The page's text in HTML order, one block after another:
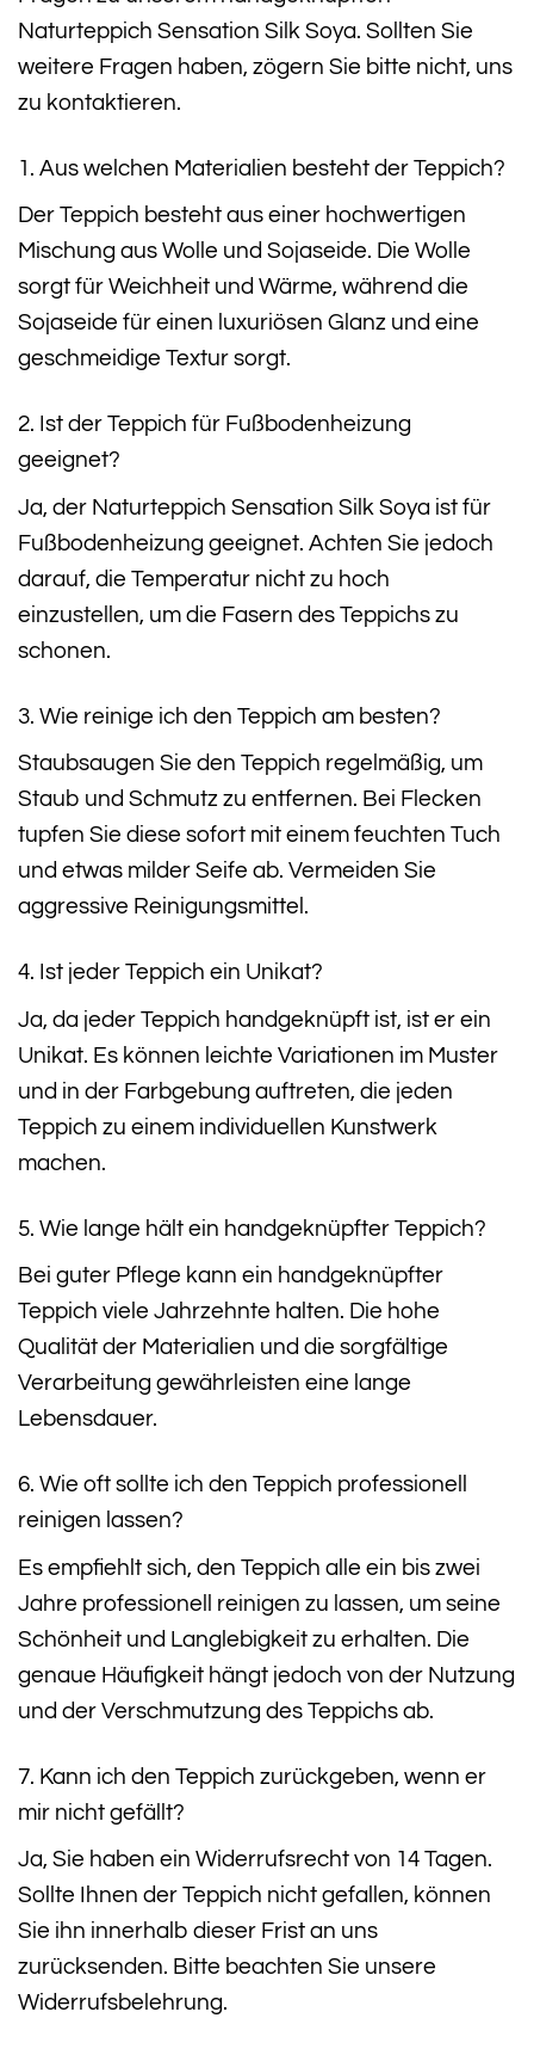
Naturteppich Sensation Silk Soya. Sollten Sie
weitere Fragen haben, zögern Sie bitte nicht, uns
zu kontaktieren.
1. Aus welchen Materialien besteht der Teppich?
Der Teppich besteht aus einer hochwertigen
Mischung aus Wolle und Sojaseide. Die Wolle
sorgt für Weichheit und Wärme, während die
Sojaseide für einen luxuriösen Glanz und eine
geschmeidige Textur sorgt.
2. Ist der Teppich für Fußbodenheizung
geeignet?
Ja, der Naturteppich Sensation Silk Soya ist für
Fußbodenheizung geeignet. Achten Sie jedoch
darauf, die Temperatur nicht zu hoch
einzustellen, um die Fasern des Teppichs zu
schonen.
3. Wie reinige ich den Teppich am besten?
Staubsaugen Sie den Teppich regelmäßig, um
Staub und Schmutz zu entfernen. Bei Flecken
tupfen Sie diese sofort mit einem feuchten Tuch
und etwas milder Seife ab. Vermeiden Sie
aggressive Reinigungsmittel.
4. Ist jeder Teppich ein Unikat?
Ja, da jeder Teppich handgeknüpft ist, ist er ein
Unikat. Es können leichte Variationen im Muster
und in der Farbgebung auftreten, die jeden
Teppich zu einem individuellen Kunstwerk
machen.
5. Wie lange hält ein handgeknüpfter Teppich?
Bei guter Pflege kann ein handgeknüpfter
Teppich viele Jahrzehnte halten. Die hohe
Qualität der Materialien und die sorgfältige
Verarbeitung gewährleisten eine lange
Lebensdauer.
6. Wie oft sollte ich den Teppich professionell
reinigen lassen?
Es empfiehlt sich, den Teppich alle ein bis zwei
Jahre professionell reinigen zu lassen, um seine
Schönheit und Langlebigkeit zu erhalten. Die
genaue Häufigkeit hängt jedoch von der Nutzung
und der Verschmutzung des Teppichs ab.
7. Kann ich den Teppich zurückgeben, wenn er
mir nicht gefällt?
Ja, Sie haben ein Widerrufsrecht von 14 Tagen.
Sollte Ihnen der Teppich nicht gefallen, können
Sie ihn innerhalb dieser Frist an uns
zurücksenden. Bitte beachten Sie unsere
Widerrufsbelehrung.